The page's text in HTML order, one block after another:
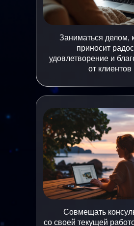
Заниматься делом,
приносит
удовлетворение и
от клиентов
Совмещать
со своей текущей